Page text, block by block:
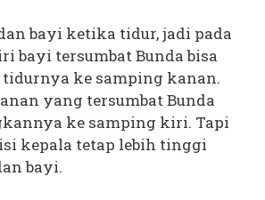
bayi ketika tidur, jadi pada
bayi tersumbat Bunda bisa
ke samping kanan.
yang tersumbat Bunda
ke samping kiri. Tapi
kepala tetap lebih tinggi
bayi.